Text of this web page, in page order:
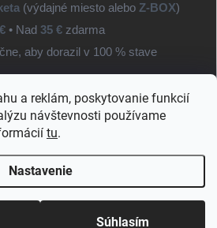
a reklám, poskytovanie funkcií
návštevnosti používame
tu.
Nastavenie
Súhlasím
(výdajné miesto alebo Z-BOX)
• Nad 35 € zdarma
aby dorazil v 100 % stave
. Všetky práva vyhradené.Upraviť